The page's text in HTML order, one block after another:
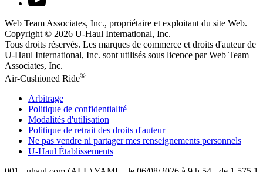
Web Team Associates, Inc., propriétaire et exploitant du site Web.
Copyright © 2026 U-Haul International, Inc.
Tous droits réservés. Les marques de commerce et droits d'auteur de
U-Haul International, Inc. sont utilisés sous licence par Web Team
Associates, Inc.
Air-Cushioned Ride®
Arbitrage
Politique de confidentialité
Modalités d'utilisation
Politique de retrait des droits d'auteur
Ne pas vendre ni partager mes renseignements personnels
U-Haul Établissements